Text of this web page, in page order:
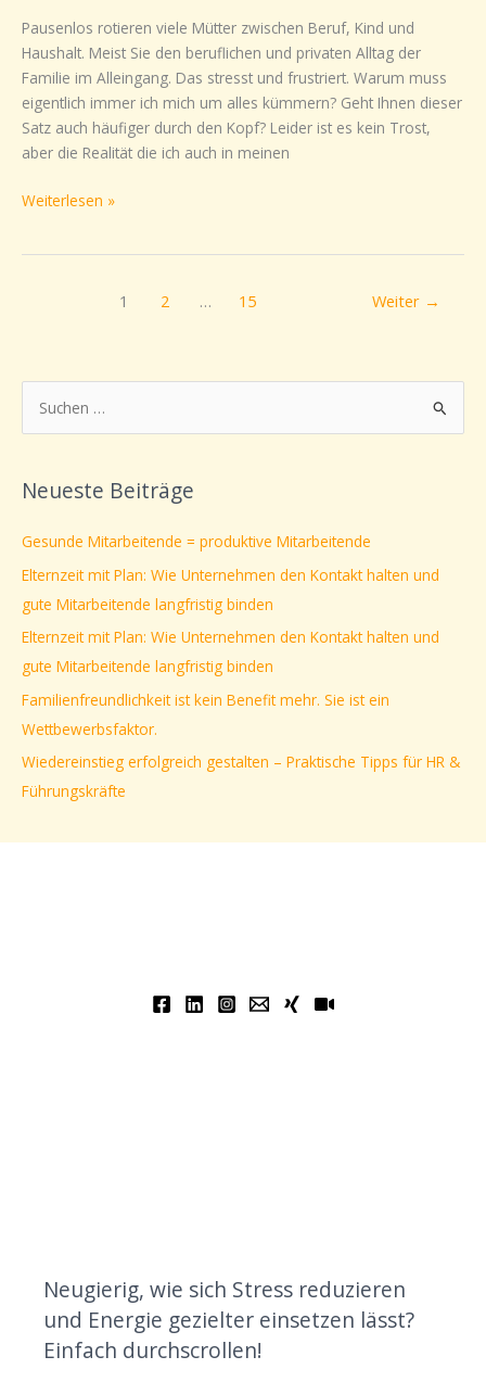
Pausenlos rotieren viele Mütter zwischen Beruf, Kind und
Haushalt. Meist Sie den beruflichen und privaten Alltag der
Familie im Alleingang. Das stresst und frustriert. Warum muss
eigentlich immer ich mich um alles kümmern? Geht Ihnen dieser
Satz auch häufiger durch den Kopf? Leider ist es kein Trost,
aber die Realität die ich auch in meinen
Weiterlesen »
1 2 … 15 Weiter →
u
h
n
a
c
h
:
Neueste Beiträge
Gesunde Mitarbeitende = produktive Mitarbeitende
Elternzeit mit Plan: Wie Unternehmen den Kontakt halten und
gute Mitarbeitende langfristig binden
Elternzeit mit Plan: Wie Unternehmen den Kontakt halten und
gute Mitarbeitende langfristig binden
Familienfreundlichkeit ist kein Benefit mehr. Sie ist ein
Wettbewerbsfaktor.
Wiedereinstieg erfolgreich gestalten – Praktische Tipps für HR &
Führungskräfte
Neugierig, wie sich Stress reduzieren
und Energie gezielter einsetzen lässt?
Einfach durchscrollen!